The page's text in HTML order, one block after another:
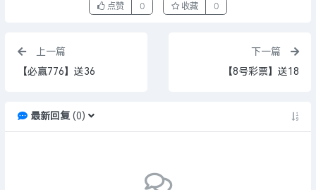
点赞 0 收藏 0
上一篇
【必赢776】送36
下一篇
【8号彩票】送18
最新回复(0)